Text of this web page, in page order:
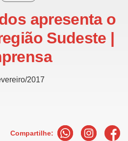
apresenta o
Sudeste |
2017
Compartilhe: